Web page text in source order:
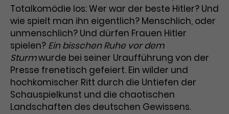
Anbieter Google Analytics
Laufzeit 1 Minute
Zweck
Das ist ein von Google Analytics
gesetztes Cookie. Bestimmte
Daten werden nur maximal einmal
pro Minute an Google Analytics
gesendet. Solange es gesetzt ist,
Laufzeit 3 Monate
Zweck
Dieses Cookie wird verwendet, um
Nutzerinteraktionen mit
Werbeanzeigen zu messen und
Remarketing-Funktionen
bereitzustellen.
Totalkomödie los: Wer war der beste Hitler? Und
wie spielt man ihn eigentlich? Menschlich, oder
unmenschlich? Und dürfen Frauen Hitler
spielen? Ein bisschen Ruhe vor dem
Sturmwurde bei seiner Uraufführung von der
Presse frenetisch gefeiert. Ein wilder und
hochkomischer Ritt durch die Untiefen der
Schauspielkunst und die chaotischen
Landschaften des deutschen Gewissens.